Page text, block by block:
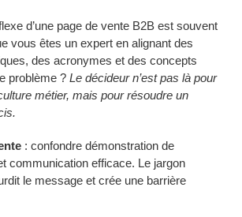
d’une page de vente B2B est souvent
vous êtes un expert en alignant des
des acronymes et des concepts
problème ?Le décideur n’est pas là pour
métier, mais pour résoudre un
: confondre démonstration de
communication efficace. Le jargon
le message et crée une barrière